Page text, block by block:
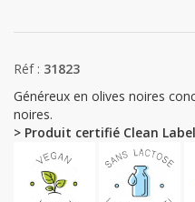
Réf : 31823
Généreux en olives noires
noires.
> Produit certifié Clean